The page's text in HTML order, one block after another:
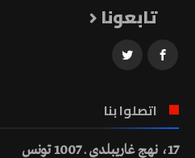
تابعونا
اتصلوا بنا
17، نهج غاريبلدي ـ 1007 تونس